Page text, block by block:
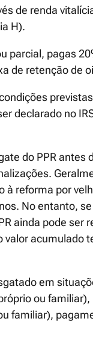
de renda
H).
parcial, pagas
de retenção de
declarado no
do PPR antes
à reforma por
No entanto,
ainda pode ser
valor acumulado
em
ou
familiar),